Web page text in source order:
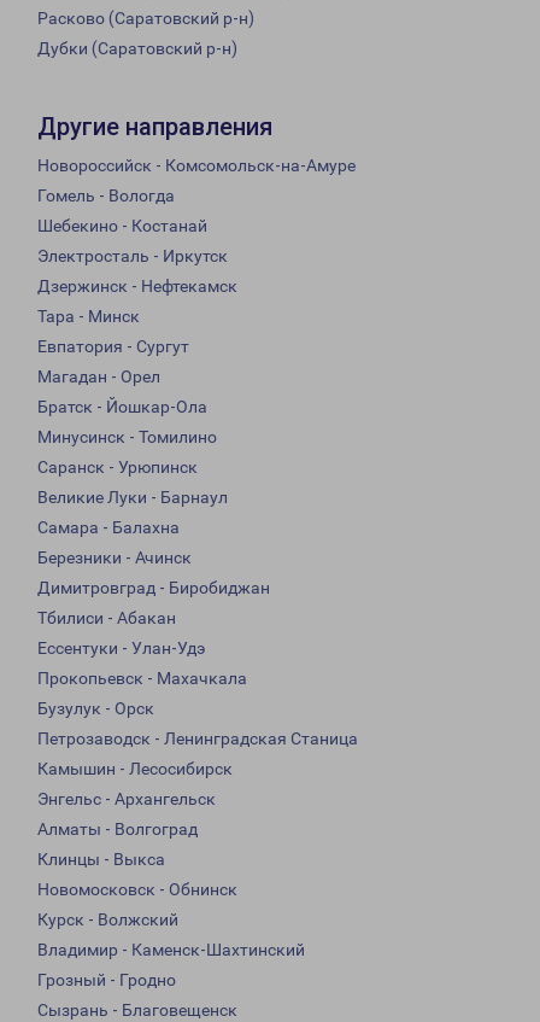
Расково (Саратовский р-н)
Дубки (Саратовский р-н)
Другие направления
Новороссийск - Комсомольск-на-Амуре
Гомель - Вологда
Шебекино - Костанай
Электросталь - Иркутск
Дзержинск - Нефтекамск
Тара - Минск
Евпатория - Сургут
Магадан - Орел
Братск - Йошкар-Ола
Минусинск - Томилино
Саранск - Урюпинск
Великие Луки - Барнаул
Самара - Балахна
Березники - Ачинск
Димитровград - Биробиджан
Тбилиси - Абакан
Ессентуки - Улан-Удэ
Прокопьевск - Махачкала
Бузулук - Орск
Петрозаводск - Ленинградская Станица
Камышин - Лесосибирск
Энгельс - Архангельск
Алматы - Волгоград
Клинцы - Выкса
Новомосковск - Обнинск
Курск - Волжский
Владимир - Каменск-Шахтинский
Грозный - Гродно
Сызрань - Благовещенск